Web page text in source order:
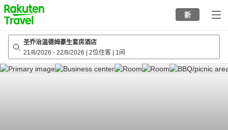
to
top
page
新
圣乔治温德姆豪生套房酒店
21/8/2026 - 22/8/2026 2位住客 1间